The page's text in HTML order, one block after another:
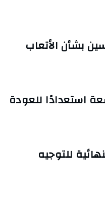
بشأن الأتعاب
استعدادًا للعودة
للتوجيه